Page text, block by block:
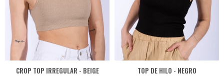
CROP TOP IRREGULAR - BEIGE TOP DE HILO - NEGRO